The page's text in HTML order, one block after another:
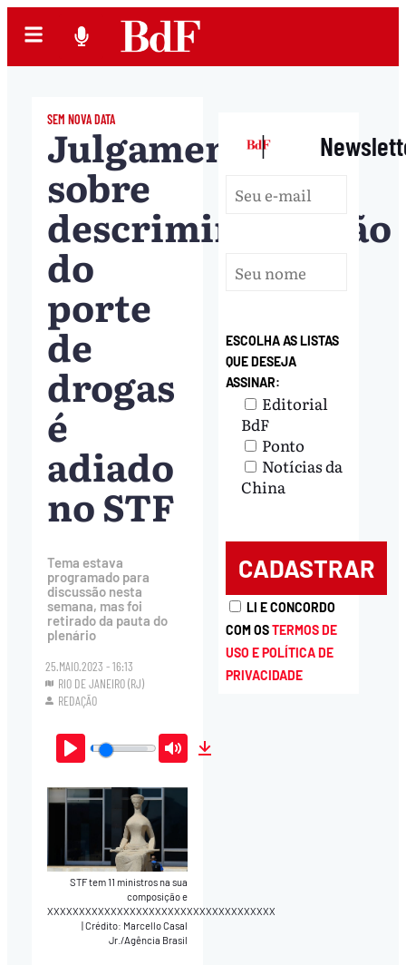
SEM NOVA DATA
Julgamento
sobre
descriminalização
do
porte
de
drogas
é
adiado
no STF
Tema estava
programado para
discussão nesta
semana, mas foi
retirado da pauta do
plenário
25.MAIO.2023 - 16:13
RIO DE JANEIRO (RJ)
REDAÇÃO
Play Mute
STF tem 11 ministros na sua
composição e
XXXXXXXXXXXXXXXXXXXXXXXXXXXXXXXXXXXX
|Crédito: Marcello Casal
Jr./Agência Brasil
|
ESCOLHA AS LISTAS
QUE DESEJA
ASSINAR:
Editorial
BdF
Ponto
Notícias da
China
LI E CONCORDO
COM OSTERMOS DE
USO E POLÍTICA DE
PRIVACIDADE